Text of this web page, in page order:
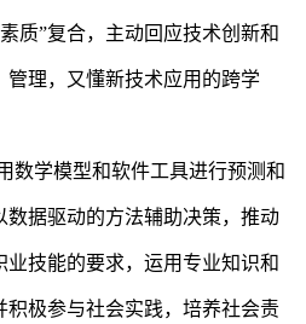
质”复合，主动回应技术创新和
理，又懂新技术应用的跨学
数学模型和软件工具进行预测和
数据驱动的方法辅助决策，推动
技能的要求，运用专业知识和
积极参与社会实践，培养社会责